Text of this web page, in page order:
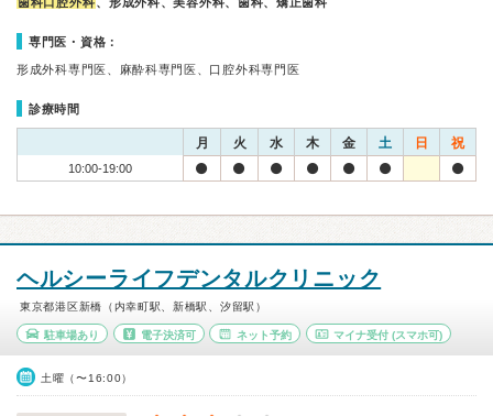
専門医・資格：
形成外科専門医、麻酔科専門医、口腔外科専門医
診療時間
月 火 水 木 金 土 日 祝
10:00-19:00
ヘルシーライフデンタルクリニック
東京都港区新橋（内幸町駅、新橋駅、汐留駅）
駐車場あり 電子決済可 ネット予約 マイナ受付 (スマホ可)
土曜（〜16:00）